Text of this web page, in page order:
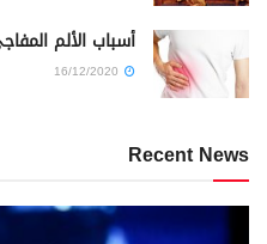
أسباب الألم
Recent News